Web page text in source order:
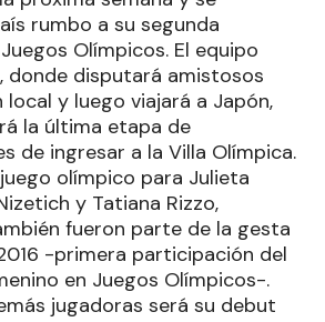
rumbo a su segunda
Olímpicos. El equipo
donde disputará amistosos
local y luego viajará a Japón,
la última etapa de
de ingresar a la Villa Olímpica.
olímpico para Julieta
y Tatiana Rizzo,
fueron parte de la gesta
-primera participación del
en Juegos Olímpicos-.
jugadoras será su debut